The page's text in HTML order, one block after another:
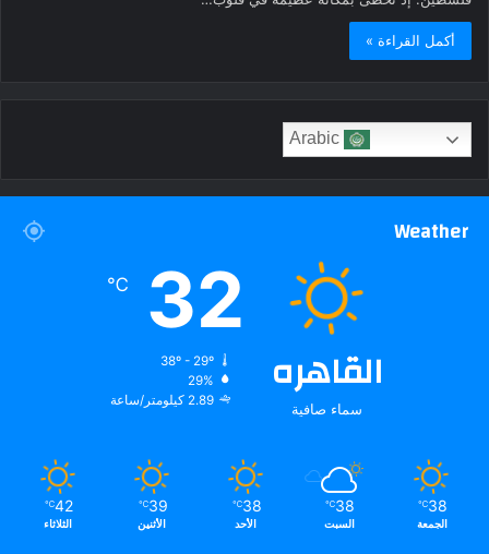
أكمل القراءة »
Weather
القاهره
سماء صافية
32
℃
38º - 29º
29%
2.89 كيلومتر/ساعة
38
℃
الجمعة
38
℃
السبت
38
℃
الأحد
39
℃
الأثنين
42
℃
الثلاثاء